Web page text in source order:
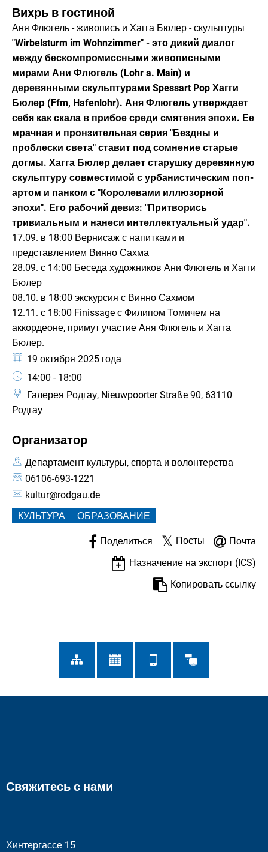
Вихрь в гостиной
Аня Флюгель - живопись и Хагга Бюлер - скульптуры
"Wirbelsturm im Wohnzimmer" - это дикий диалог
между бескомпромиссными живописными
мирами Ани Флюгель (Lohr a. Main) и
деревянными скульптурами Spessart Pop Хагги
Бюлер (Ffm, Hafenlohr). Аня Флюгель утверждает
себя как скала в прибое среди смятения эпохи. Ее
мрачная и пронзительная серия "Бездны и
проблески света" ставит под сомнение старые
догмы. Хагга Бюлер делает старушку деревянную
скульптуру совместимой с урбанистическим поп-
артом и панком с "Королевами иллюзорной
эпохи". Его рабочий девиз: "Притворись
тривиальным и нанеси интеллектуальный удар".
17.09. в 18:00 Вернисаж с напитками и
представлением Винно Сахма
28.09. с 14:00 Беседа художников Ани Флюгель и Хагги
Бюлер
08.10. в 18:00 экскурсия с Винно Сахмом
12.11. с 18:00 Finissage с Филипом Томичем на
аккордеоне, примут участие Аня Флюгель и Хагга
Бюлер.
Дата:
19 октября 2025 года
Время:
14:00 - 18:00
Галерея Родгау, Nieuwpoorter Straße 90, 63110
Родгау
Организатор
Департамент культуры, спорта и волонтерства
06106-693-1221
kultur@rodgau.de
КУЛЬТУРА
ОБРАЗОВАНИЕ
Поделиться Посты
Почта
Назначение на экспорт (ICS)
Копировать ссылку
Свяжитесь с нами
Хинтергассе 15